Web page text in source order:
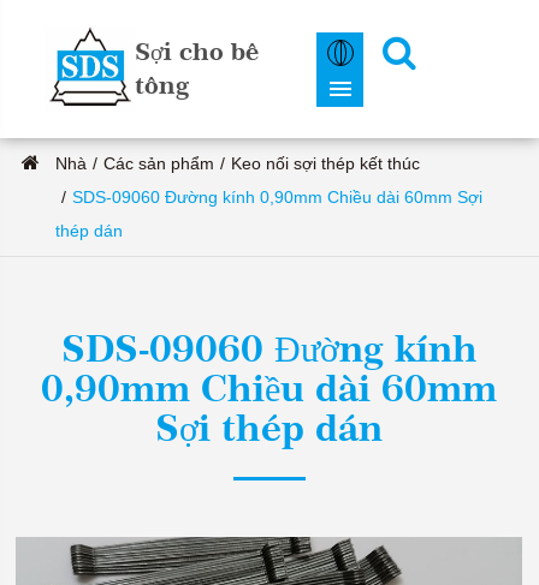
Sợi cho bê
tông
Nhà Các sản phẩm
Keo nối sợi thép kết thúc
SDS-09060 Đường kính 0,90mm Chiều dài 60mm Sợi
thép dán
SDS-09060 Đường kính
0,90mm Chiều dài 60mm
Sợi thép dán